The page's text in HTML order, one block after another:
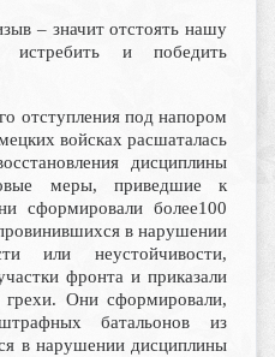
– значит отстоять нашу
истребить и победить
отступления под напором
войсках расшаталась
дисциплины
меры, приведшие к
сформировали более100
в нарушении
или неустойчивости,
фронта и приказали
Они сформировали,
батальонов из
в нарушении дисциплины